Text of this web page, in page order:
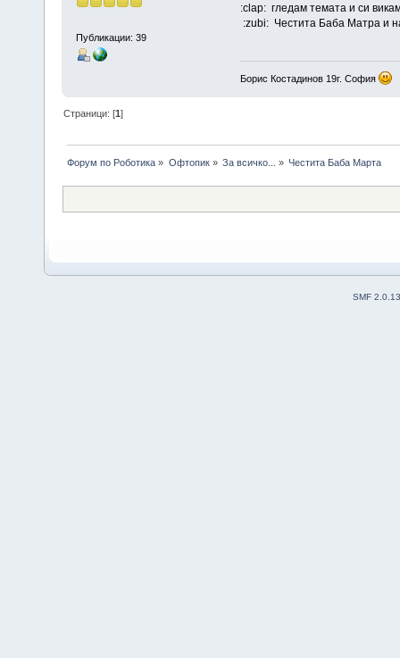
Публикации: 39
:clap: гледам темата и си
:zubi: Честита Баба Матра и
Борис Костадинов 19г. София
Страници: [1]
Форум по Роботика » Офтопик» За всичко... » Честита Баба Марта
SMF 2.0.13